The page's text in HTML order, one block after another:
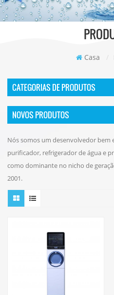
Casa /
CATEGORIAS DE PRODUTOS
NOVOS PRODUTOS
Nós somos um desenvolvedor bem
purificador, refrigerador de água e
como dominante no nicho de
2001.